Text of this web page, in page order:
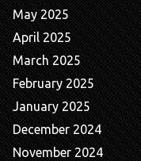
May 2025
April 2025
March 2025
February 2025
January 2025
December 2024
November 2024